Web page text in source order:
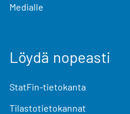
Medialle
Löydä nopeasti
StatFin-tietokanta
Tilastotietokannat